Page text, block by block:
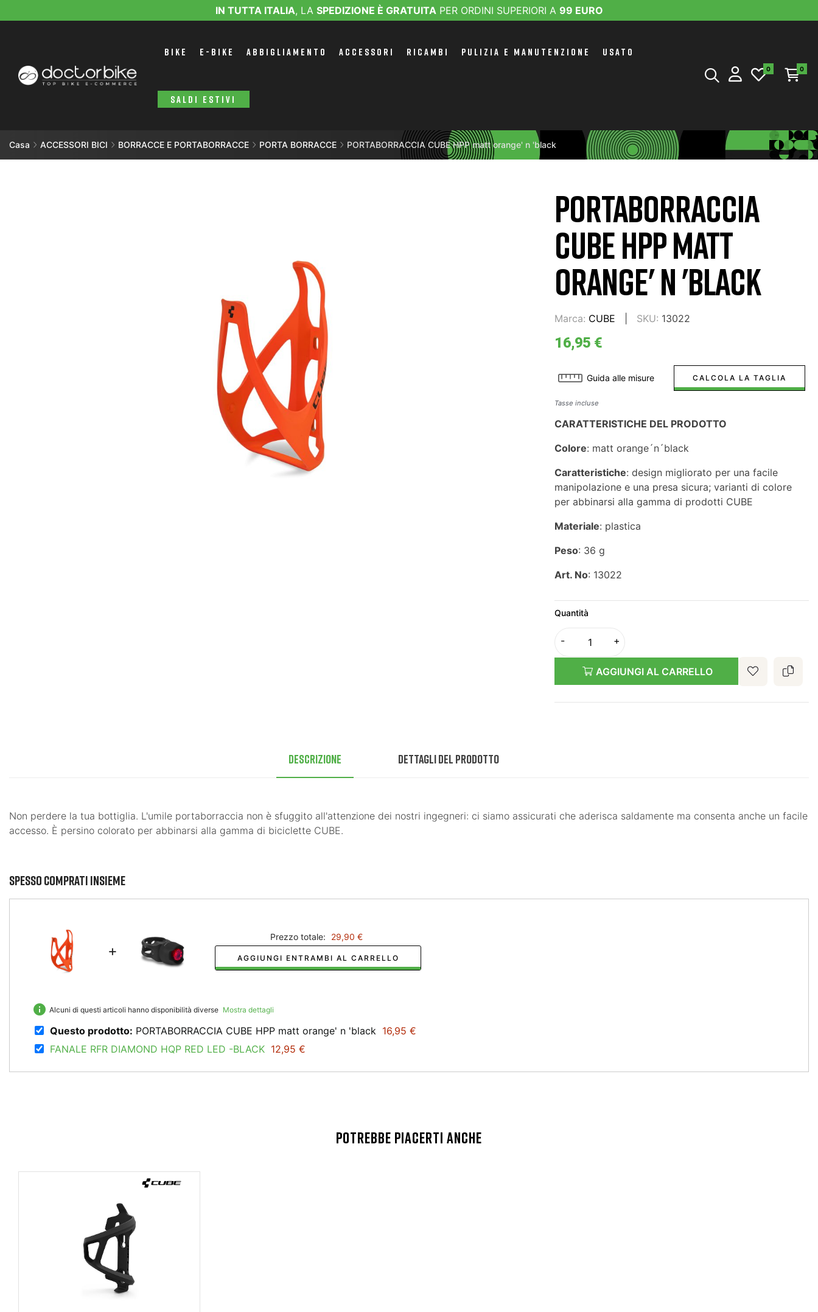
IN TUTTA ITALIA, LA SPEDIZIONE È GRATUITAPER ORDINI SUPERIORI A 99 EURO
BIKE E-BIKE ABBIGLIAMENTO ACCESSORI RICAMBI PULIZIA E MANUTENZIONE USATO
SALDI ESTIVI
0 0
Casa ACCESSORI BICI BORRACCE E PORTABORRACCE PORTA BORRACCE PORTABORRACCIA CUBE HPP matt orange' n 'black
PORTABORRACCIA
CUBE HPP MATT
ORANGE' N 'BLACK
Marca: CUBE SKU: 13022
16,95 €
Guida alle misure CALCOLA LA TAGLIA
Tasse incluse
CARATTERISTICHE DEL PRODOTTO
Colore: matt orange´n´black
Caratteristiche: design migliorato per una facile
manipolazione e una presa sicura; varianti di colore
per abbinarsi alla gamma di prodotti CUBE
Materiale: plastica
Peso: 36 g
Art. No: 13022
Quantità
AGGIUNGI AL CARRELLO
Descrizione Dettagli del prodotto
Non perdere la tua bottiglia. L'umile portaborraccia non è sfuggito all'attenzione dei nostri ingegneri: ci siamo assicurati che aderisca saldamente ma consenta anche un facile
accesso. È persino colorato per abbinarsi alla gamma di biciclette CUBE.
Spesso comprati insieme
+
Prezzo totale: 29,90 €
AGGIUNGI ENTRAMBI AL CARRELLO
info Alcuni di questi articoli hanno disponibilità diverse Mostra dettagli
Questo prodotto: PORTABORRACCIA CUBE HPP matt orange' n 'black 16,95 €
FANALE RFR DIAMOND HQP RED LED -BLACK 12,95 €
POTREBBE PIACERTI ANCHE